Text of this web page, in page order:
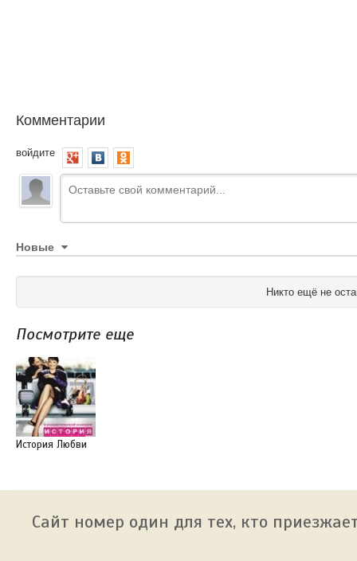
Комментарии
войдите
Новые
Никто ещё не
Посмотрите еще
История Любви
Сайт номер один для тех, кто